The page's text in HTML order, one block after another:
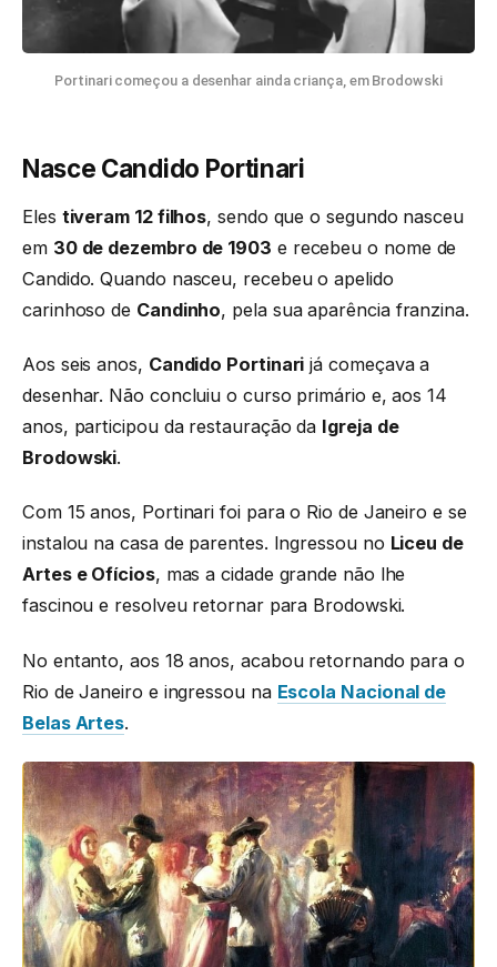
Portinari começou a desenhar ainda criança, em Brodowski
Nasce Candido Portinari
Eles tiveram 12 filhos, sendo que o segundo nasceu
em 30 de dezembro de 1903 e recebeu o nome de
Candido. Quando nasceu, recebeu o apelido
carinhoso de Candinho, pela sua aparência franzina.
Aos seis anos, Candido Portinari já começava a
desenhar. Não concluiu o curso primário e, aos 14
anos, participou da restauração da Igreja de
Brodowski.
Com 15 anos, Portinari foi para o Rio de Janeiro e se
instalou na casa de parentes. Ingressou no Liceu de
Artes e Ofícios, mas a cidade grande não lhe
fascinou e resolveu retornar para Brodowski.
No entanto, aos 18 anos, acabou retornando para o
Rio de Janeiro e ingressou na Escola Nacional de
Belas Artes.